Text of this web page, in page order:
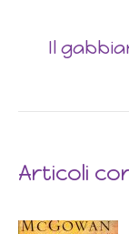
Il
Articoli